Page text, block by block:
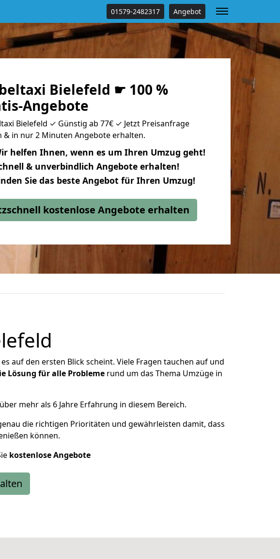
01579-2482317 Angebot
Bielefeld ☛ 100 %
Angebote
Bielefeld ✓ Günstig ab 77€ ✓ Jetzt Preisanfrage
& in nur 2 Minuten Angebote erhalten.
helfen Ihnen, wenn es um Ihren Umzug geht!
& unverbindlich Angebote erhalten!
Sie das beste Angebot für Ihren Umzug!
kostenlose Angebote erhalten
auf den ersten Blick scheint. Viele Fragen tauchen auf und
Lösung für alle Probleme rund um das Thema Umzüge in
mehr als 6 Jahre Erfahrung in diesem Bereich.
die richtigen Prioritäten und gewährleisten damit, dass
können.
kostenlose Angebote